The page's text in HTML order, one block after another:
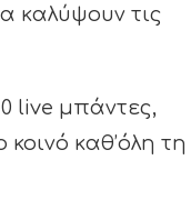
καλύψουν τις
live μπάντες,
καθ’όλη τη